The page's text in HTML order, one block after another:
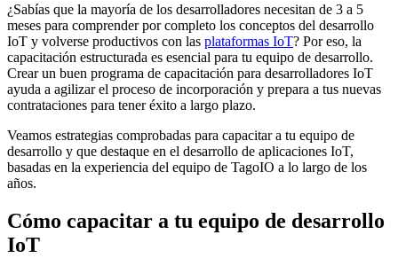
¿Sabías que la mayoría de los desarrolladores necesitan de 3 a 5
meses para comprender por completo los conceptos del desarrollo
IoT y volverse productivos con las plataformas IoT? Por eso, la
capacitación estructurada es esencial para tu equipo de desarrollo.
Crear un buen programa de capacitación para desarrolladores IoT
ayuda a agilizar el proceso de incorporación y prepara a tus nuevas
contrataciones para tener éxito a largo plazo.
Veamos estrategias comprobadas para capacitar a tu equipo de
desarrollo y que destaque en el desarrollo de aplicaciones IoT,
basadas en la experiencia del equipo de TagoIO a lo largo de los
años.
Cómo capacitar a tu equipo de desarrollo
IoT